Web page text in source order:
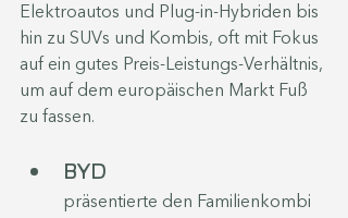
Elektroautos und Plug-in-Hybriden bis
hin zu SUVs und Kombis, oft mit Fokus
auf ein gutes Preis-Leistungs-Verhältnis,
um auf dem europäischen Markt Fuß
zu fassen.
BYD
präsentierte den Familienkombi